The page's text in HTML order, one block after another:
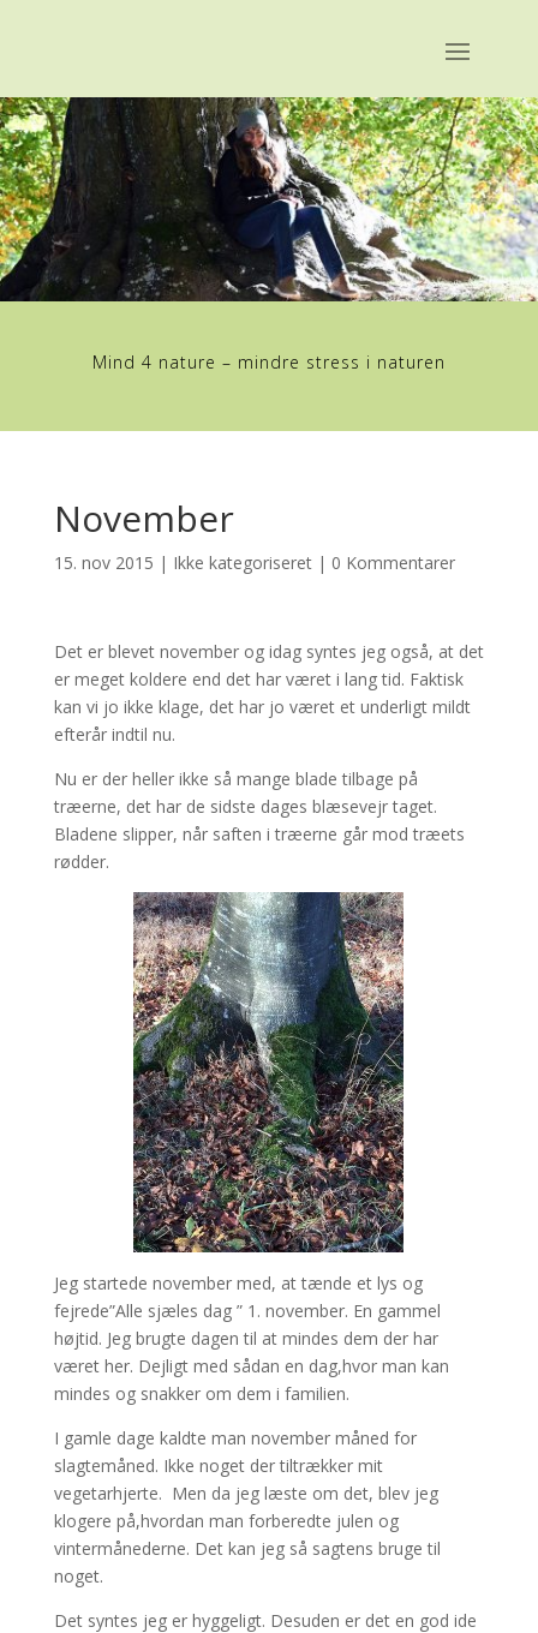
Mind 4 nature – mindre stress i naturen
November
15. nov 2015 | Ikke kategoriseret| 0 Kommentarer
Det er blevet november og idag syntes jeg også, at det
er meget koldere end det har været i lang tid. Faktisk
kan vi jo ikke klage, det har jo været et underligt mildt
efterår indtil nu.
Nu er der heller ikke så mange blade tilbage på
træerne, det har de sidste dages blæsevejr taget.
Bladene slipper, når saften i træerne går mod træets
rødder.
Jeg startede november med, at tænde et lys og
fejrede”Alle sjæles dag ” 1. november. En gammel
højtid. Jeg brugte dagen til at mindes dem der har
været her. Dejligt med sådan en dag,hvor man kan
mindes og snakker om dem i familien.
I gamle dage kaldte man november måned for
slagtemåned. Ikke noget der tiltrækker mit
vegetarhjerte. Men da jeg læste om det, blev jeg
klogere på,hvordan man forberedte julen og
vintermånederne. Det kan jeg så sagtens bruge til
noget.
Det syntes jeg er hyggeligt. Desuden er det en god ide